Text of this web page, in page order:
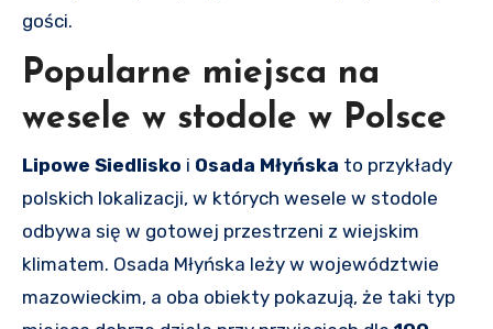
gości.
Popularne miejsca na
wesele w stodole w Polsce
Lipowe Siedlisko i Osada Młyńska to przykłady
polskich lokalizacji, w których wesele w stodole
odbywa się w gotowej przestrzeni z wiejskim
klimatem. Osada Młyńska leży w województwie
mazowieckim, a oba obiekty pokazują, że taki typ